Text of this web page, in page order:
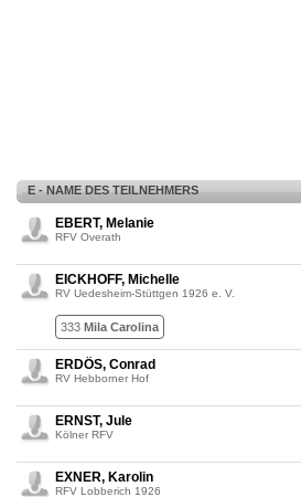
E - NAME DES TEILNEHMERS
EBERT, Melanie
RFV Overath
EICKHOFF, Michelle
RV Uedesheim-Stüttgen 1926 e. V.
333 Mila Carolina
ERDÖS, Conrad
RV Hebborner Hof
ERNST, Jule
Kölner RFV
EXNER, Karolin
RFV Lobberich 1926